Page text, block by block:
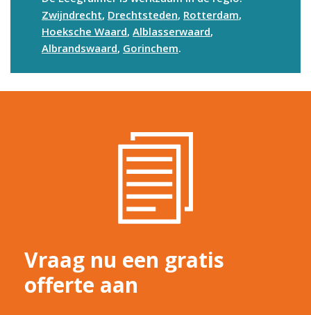
Zwijndrecht, Drechtsteden, Rotterdam,
Hoeksche Waard, Alblasserwaard,
Albrandswaard, Gorinchem.
Vraag nu een gratis
offerte aan